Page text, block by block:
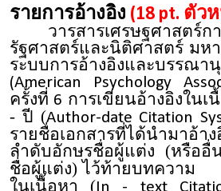
รายการอ้างอิง (18 pt. ตัว
วารสารเศรษฐศาสตร์ก
รัฐศาสตร์และนิติศาสตร์ มห
ระบบการอ้างอิงและบรร
(American Psychology
ครั้งที่ 6 การเขียนอ้างอิงใน
- ปี (Author-date Citation
รายชื่อเอกสารที่ได้นำมาอ้า
ลำดับอักษรชื่อผู้แต่ง (หรืออื่
ชื่อผู้แต่ง) ไว้ท้ายบทความ
ในเนื้อหา (